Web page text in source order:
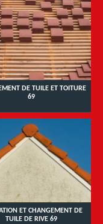
DE TUILE ET TOITURE
69
ET CHANGEMENT DE
TUILE DE RIVE 69